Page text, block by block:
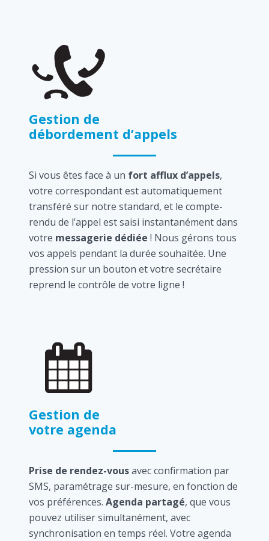
Gestion de
débordement d’appels
Si vous êtes face à un fort afflux d’appels,
votre correspondant est automatiquement
transféré sur notre standard, et le compte-
rendu de l’appel est saisi instantanément dans
votre messagerie dédiée ! Nous gérons tous
vos appels pendant la durée souhaitée. Une
pression sur un bouton et votre secrétaire
reprend le contrôle de votre ligne !
Gestion de
votre agenda
Prise de rendez-vousavec confirmation par
SMS, paramétrage sur-mesure, en fonction de
vos préférences. Agenda partagé, que vous
pouvez utiliser simultanément, avec
synchronisation en temps réel. Votre agenda